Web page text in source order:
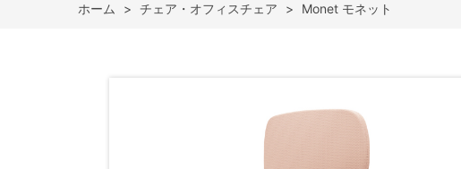
ホーム > チェア・オフィスチェア > Monet モネット